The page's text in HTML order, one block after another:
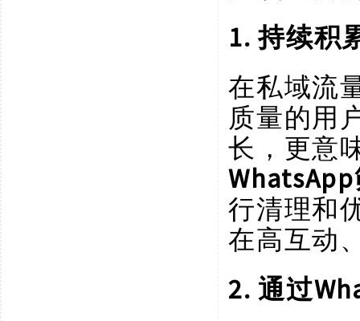
1. 持续积
在私域流
质量的用
长，更意
行清理和
在高互动
2. 通过